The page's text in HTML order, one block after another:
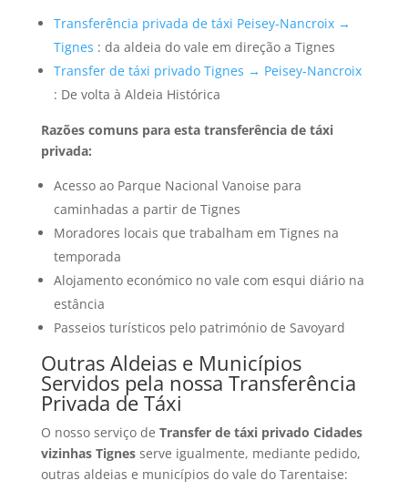
Transferência privada de táxi Peisey-Nancroix →
Tignes : da aldeia do vale em direção a Tignes
Transfer de táxi privado Tignes → Peisey-Nancroix
: De volta à Aldeia Histórica
Razões comuns para esta transferência de táxi
privada:
Acesso ao Parque Nacional Vanoise para
caminhadas a partir de Tignes
Moradores locais que trabalham em Tignes na
temporada
Alojamento económico no vale com esqui diário na
estância
Passeios turísticos pelo património de Savoyard
Outras Aldeias e Municípios
Servidos pela nossa Transferência
Privada de Táxi
O nosso serviço de Transfer de táxi privado Cidades
vizinhas Tignesserve igualmente, mediante pedido,
outras aldeias e municípios do vale do Tarentaise: